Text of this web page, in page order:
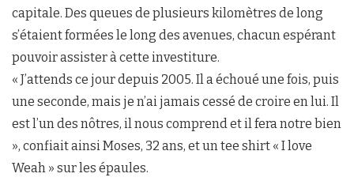
capitale. Des queues de plusieurs kilomètres de long
s’étaient formées le long des avenues, chacun espérant
pouvoir assister à cette investiture.
« J’attends ce jour depuis 2005. Il a échoué une fois, puis
une seconde, mais je n’ai jamais cessé de croire en lui. Il
est l’un des nôtres, il nous comprend et il fera notre bien
», confiait ainsi Moses, 32 ans, et un tee shirt « I love
Weah » sur les épaules.